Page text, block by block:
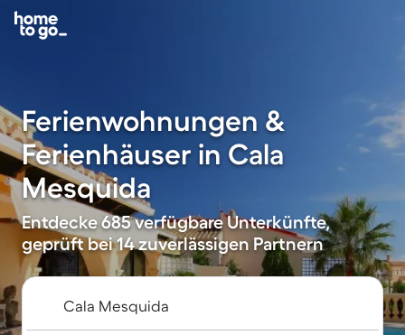
Ferienwohnungen &
Ferienhäuser in Cala
Mesquida
Entdecke 685 verfügbare Unterkünfte,
geprüft bei 14 zuverlässigen Partnern